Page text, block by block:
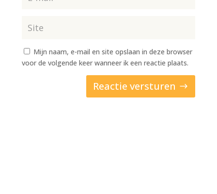
Mijn naam, e-mail en site opslaan in deze browser
voor de volgende keer wanneer ik een reactie plaats.
Reactie versturen